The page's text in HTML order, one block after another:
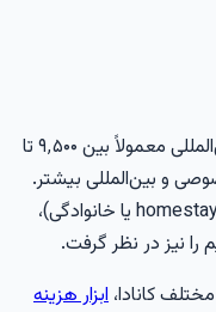
شهریه مدارس دولتی برای دانش‌آموزان بین‌المللی معمولاً بین ۹٬۵۰۰ تا
و بین‌المللی بیشتر.
علاوه بر شهریه باید هزینه زندگی، اقامت (homestay یا خانوادگی)،
نیز در نظر گرفت.
کانادا،ابزار هزینه